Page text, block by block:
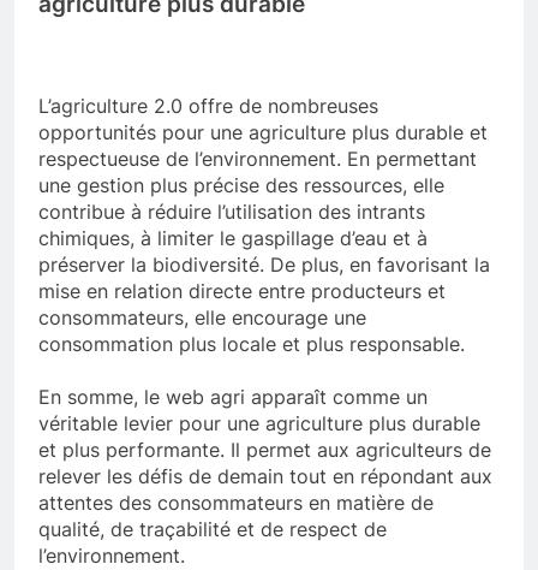
L’agriculture 2.0 offre de nombreuses
opportunités pour une agriculture plus durable et
respectueuse de l’environnement. En permettant
une gestion plus précise des ressources, elle
contribue à réduire l’utilisation des intrants
chimiques, à limiter le gaspillage d’eau et à
préserver la biodiversité. De plus, en favorisant la
mise en relation directe entre producteurs et
consommateurs, elle encourage une
consommation plus locale et plus responsable.
En somme, le web agri apparaît comme un
véritable levier pour une agriculture plus durable
et plus performante. Il permet aux agriculteurs de
relever les défis de demain tout en répondant aux
attentes des consommateurs en matière de
qualité, de traçabilité et de respect de
l’environnement.